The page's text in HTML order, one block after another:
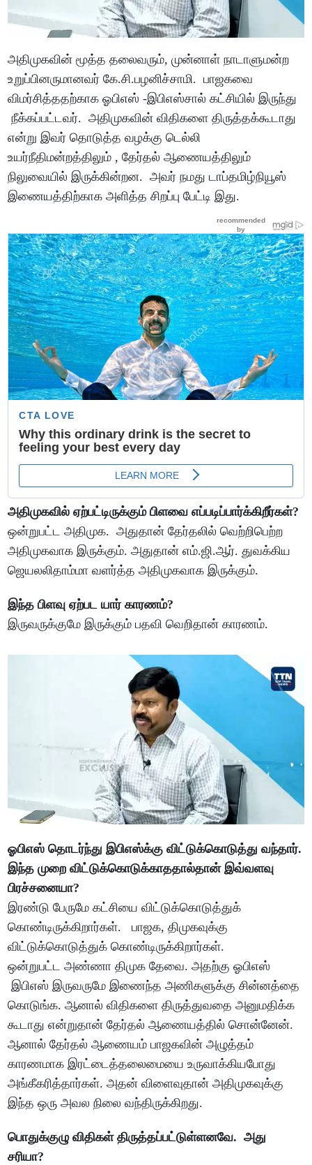
அதிமுகவின் மூத்த தலைவரும், முன்னாள் நாடாளுமன்ற
உறுப்பினருமானவர் கே.சி.பழனிச்சாமி. பாஜகவை
விமர்சித்ததற்காக ஓபிஎஸ் -இபிஎஸ்சால் கட்சியில் இருந்து
நீக்கப்பட்டவர். அதிமுகவின் விதிகளை திருத்தக்கூடாது
என்று இவர் தொடுத்த வழக்கு டெல்லி
உயர்நீதிமன்றத்திலும் , தேர்தல் ஆணையத்திலும்
நிலுவையில் இருக்கின்றன. அவர் நமது டாப்தமிழ்நியூஸ்
இணையத்திற்காக அளித்த சிறப்பு பேட்டி இது.
அதிமுகவில் ஏற்பட்டிருக்கும் பிளவை எப்படிப்பார்க்கிறீர்கள்?
ஒன்றுபட்ட அதிமுக. அதுதான் தேர்தலில் வெற்றிபெற்ற
அதிமுகவாக இருக்கும். அதுதான் எம்.ஜி.ஆர். துவக்கிய
ஜெயலலிதாம்மா வளர்த்த அதிமுகவாக இருக்கும்.
இந்த பிளவு ஏற்பட யார் காரணம்?
இருவருக்குமே இருக்கும் பதவி வெறிதான் காரணம்.
ஓபிஎஸ் தொடர்ந்து இபிஎஸ்க்கு விட்டுக்கொடுத்து வந்தார்.
இந்த முறை விட்டுக்கொடுக்காததால்தான் இவ்வளவு
பிரச்சனையா?
இரண்டு பேருமே கட்சியை விட்டுக்கொடுத்துக்
கொண்டிருக்கிறார்கள். பாஜக, திமுகவுக்கு
விட்டுக்கொடுத்துக் கொண்டிருக்கிறார்கள்.
ஒன்றுபட்ட அண்ணா திமுக தேவை. அதற்கு ஓபிஎஸ்
இபிஎஸ் இருவருமே இணைந்த அணிகளுக்கு சின்னத்தை
கொடுங்க. ஆனால் விதிகளை திருத்துவதை அனுமதிக்க
கூடாது என்றுதான் தேர்தல் ஆணையத்தில் சொன்னேன்.
ஆனால் தேர்தல் ஆணையம் பாஜகவின் அழுத்தம்
காரணமாக இரட்டைத்தலைமையை உருவாக்கியபோது
அங்கீகரித்தார்கள். அதன் விளைவுதான் அதிமுகவுக்கு
இந்த ஒரு அவல நிலை வந்திருக்கிறது.
பொதுக்குழு விதிகள் திருத்தப்பட்டுள்ளனவே. அது
சரியா?